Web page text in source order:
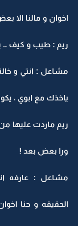
اخوان و مالنا الا
ريم : طيب و كيف ..
مشاعل : انتي و
ياخذك مع ابوي ،
ريم ماردت عليها
ورا بعض بعد !
مشاعل : عارفه
الحقيقه و حنا